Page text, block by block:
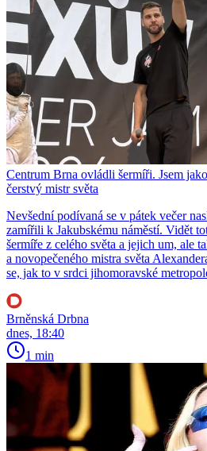
Centrum Brna ovládli šermíři. Jsem
čerstvý mistr světa
Nevšední podívaná se v pátek večer
zamířili k Jakubskému náměstí. Vidět
šermíře z celého světa a jejich um, ale
a novopečeného mistra světa
se, jak to v srdci jihomoravské
Brněnská Drbna
dnes, 18:40
1 min